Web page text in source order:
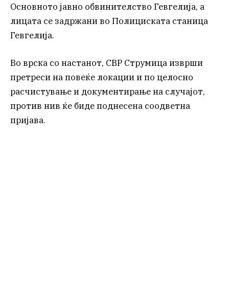
Основното јавно обвинителство Гевгелија, а
лицата се задржани во Полициската станица
Гевгелија.
Во врска со настанот, СВР Струмица изврши
претреси на повеќе локации и по целосно
расчистување и документирање на случајот,
против нив ќе биде поднесена соодветна
пријава.